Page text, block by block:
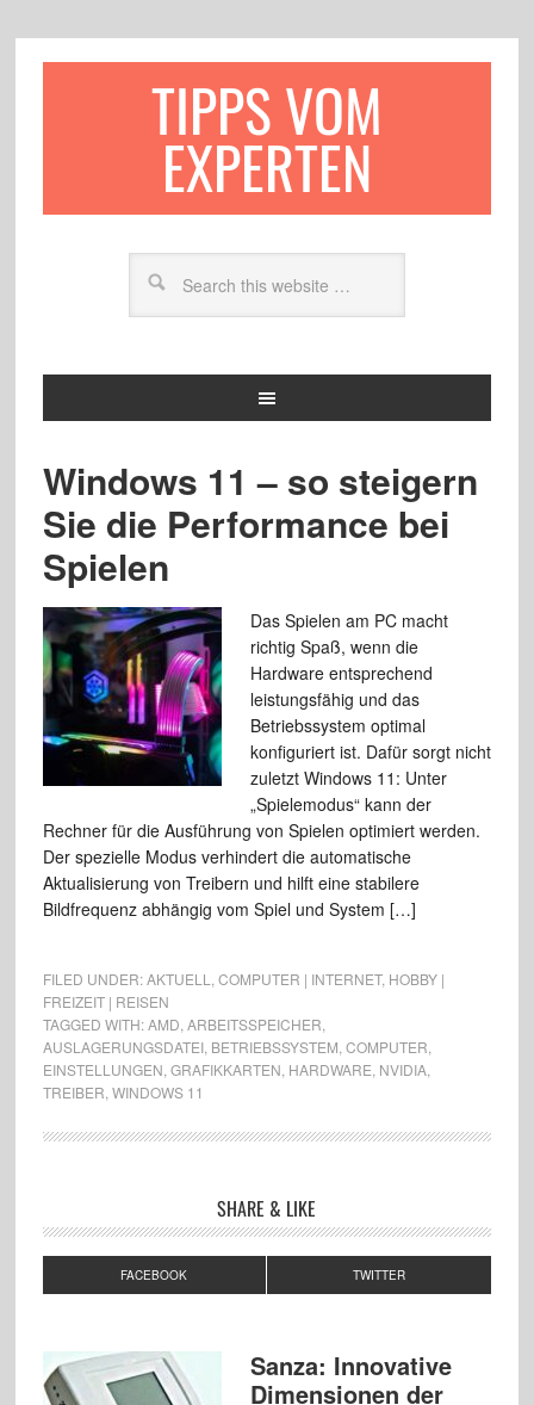
TIPPS VOM
EXPERTEN
Windows 11 – so steigern
Sie die Performance bei
Spielen
Das Spielen am PC macht
richtig Spaß, wenn die
Hardware entsprechend
leistungsfähig und das
Betriebssystem optimal
konfiguriert ist. Dafür sorgt nicht
zuletzt Windows 11: Unter
„Spielemodus“ kann der
Rechner für die Ausführung von Spielen optimiert werden.
Der spezielle Modus verhindert die automatische
Aktualisierung von Treibern und hilft eine stabilere
Bildfrequenz abhängig vom Spiel und System […]
FILED UNDER:AKTUELL COMPUTER | INTERNET, HOBBY |
FREIZEIT | REISEN
TAGGED WITH:AMD ARBEITSSPEICHER
AUSLAGERUNGSDATEI, BETRIEBSSYSTEM COMPUTER
EINSTELLUNGEN GRAFIKKARTEN HARDWARE NVIDIA,
TREIBER WINDOWS 11
SHARE & LIKE
FACEBOOK TWITTER
Sanza: Innovative
Dimensionen der